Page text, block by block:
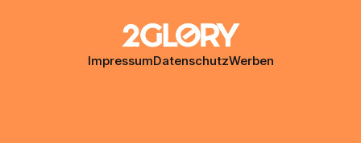
ImpressumDatenschutzWerben